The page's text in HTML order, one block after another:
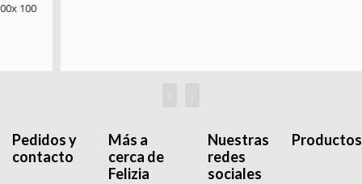
‹ ›
Pedidos y
contacto
Más a
cerca de
Felizia
Nuestras
redes
sociales
Productos